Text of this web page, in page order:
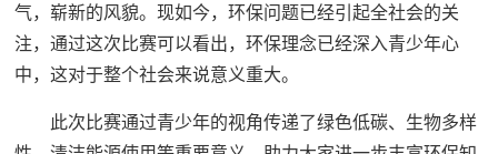
气，崭新的风貌。现如今，环保问题已经引起全社会的关
注，通过这次比赛可以看出，环保理念已经深入青少年心
中，这对于整个社会来说意义重大。
此次比赛通过青少年的视角传递了绿色低碳、生物多样